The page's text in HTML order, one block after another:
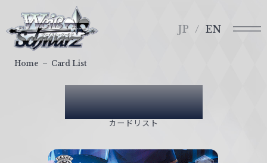
ァ
イ
JP EN
Card List
カードリスト
Home Card List